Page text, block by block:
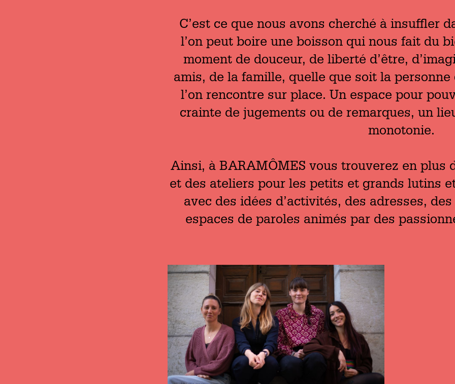
C’est ce que nous avons cherché à insuffler
l’on peut boire une boisson qui nous fait du
moment de douceur, de liberté d’être,
amis, de la famille, quelle que soit la
l’on rencontre sur place. Un espace pour
crainte de jugements ou de remarques, un
monotonie.
Ainsi, à BARAMÔMES vous trouverez en plus
et des ateliers pour les petits et grands lutins
avec des idées d’activités, des adresses,
espaces de paroles animés par des